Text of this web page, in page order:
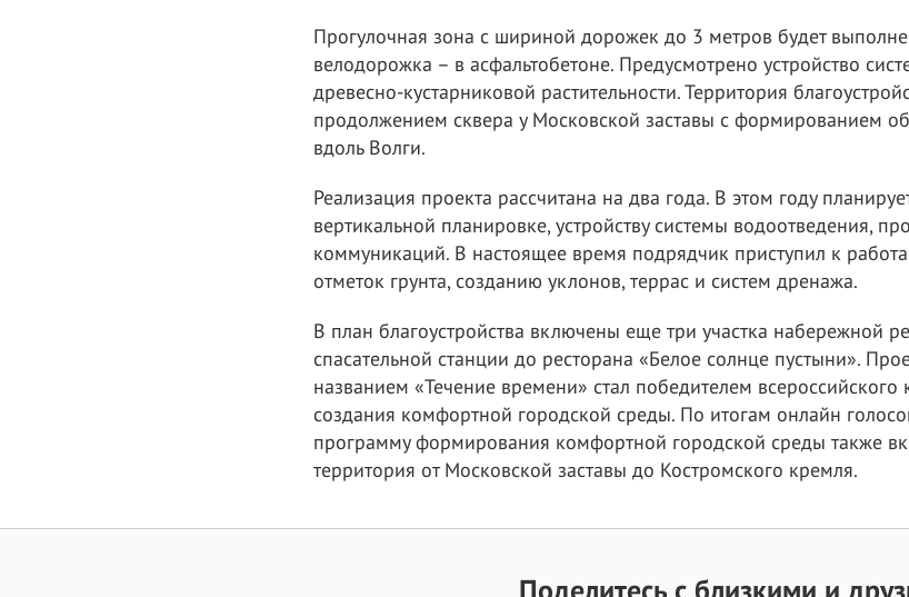
Прогулочная зона с шириной дорожек до 3 метров будет
велодорожка – в асфальтобетоне. Предусмотрено устройство
древесно-кустарниковой растительности. Территория
продолжением сквера у Московской заставы с формированием
вдоль Волги.
Реализация проекта рассчитана на два года. В этом году
вертикальной планировке, устройству системы водоотведения,
коммуникаций. В настоящее время подрядчик приступил к
отметок грунта, созданию уклонов, террас и систем дренажа.
В план благоустройства включены еще три участка набережной
спасательной станции до ресторана «Белое солнце пустыни».
названием «Течение времени» стал победителем всероссийского
создания комфортной городской среды. По итогам онлайн
программу формирования комфортной городской среды также
территория от Московской заставы до Костромского кремля.